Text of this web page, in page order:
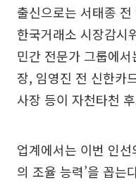
출신으로는 서태종
한국거래소 시장감시
민간 전문가 그룹에
장, 임영진 전 신한카
사장 등이 자천타천
업계에서는 이번 인
의 조율 능력’을 꼽는